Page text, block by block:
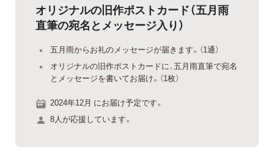
オリジナルの旧作ポストカード（五月雨
直筆の宛名とメッセージ入り）
五月雨からお礼のメッセージが届きます。（1通）
オリジナルの旧作ポストカードに、五月雨直筆で宛名
とメッセージを書いてお届け。（1枚）
2024年12月 にお届け予定です。
8人が応援しています。